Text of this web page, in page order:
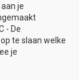
je
- De
te slaan welke
je